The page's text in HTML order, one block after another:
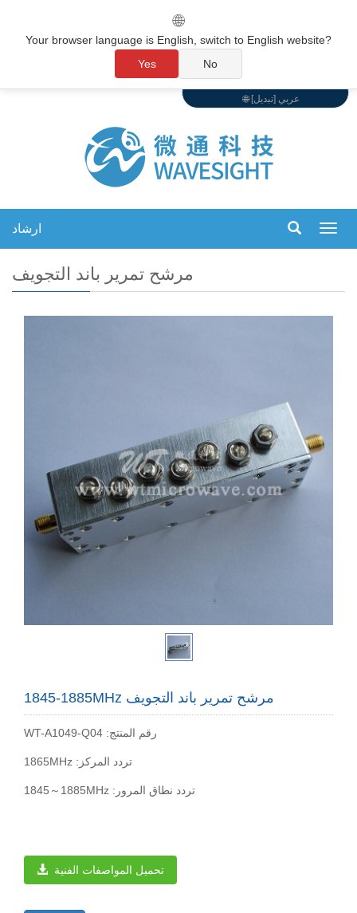
🌐 عربي [تبديل]
تبديل
ارشاد
مرشح تمرير باند التجويف
1845-1885MHz مرشح تمرير باند التجويف
WT-A1049-Q04 :رقم المنتج
1865MHz :تردد المركز
1845～1885MHz :تردد نطاق المرور
تحميل المواصفات الفنية
🌐
Your browser language is English, switch to English website?
Yes
No